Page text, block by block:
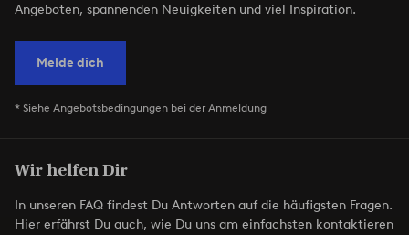
Angeboten, spannenden Neuigkeiten und viel Inspiration.
Melde dich
* Siehe Angebotsbedingungen bei der Anmeldung
Wir helfen Dir
In unseren FAQ findest Du Antworten auf die häufigsten Fragen.
Hier erfährst Du auch, wie Du uns am einfachsten kontaktieren